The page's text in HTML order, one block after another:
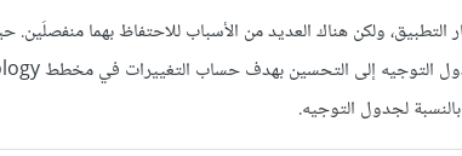
التطبيق، ولكن هناك العديد من الأسباب للاحتفاظ بهما
لجدول التوجيه.